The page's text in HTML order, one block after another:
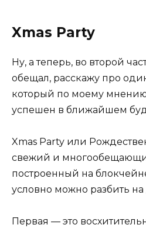
Xmas Party
Ну, а теперь, во второй
обещал, расскажу про
который по моему
успешен в ближайшем
Xmas Party или
свежий и
построенный на
условно можно разбить на
Первая — это